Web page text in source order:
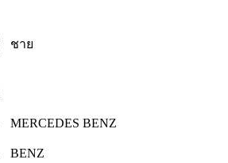
ชาย
MERCEDES BENZ
BENZ